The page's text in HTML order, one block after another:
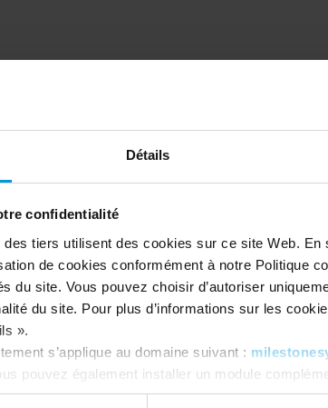
Détails
confidentialité
tiers utilisent des cookies sur ce site Web. En
de cookies conformément à notre Politique
du site. Vous pouvez choisir d’autoriser
du site. Pour plus d’informations sur les
».
s’applique au domaine suivant :
pouvez également installer un module
https://tools.google.com/dlpage/gaoptout?hl=fr
vidéo à plate-forme ouverte aide
nucléaires à protéger les
sur les points jaunes pour plus